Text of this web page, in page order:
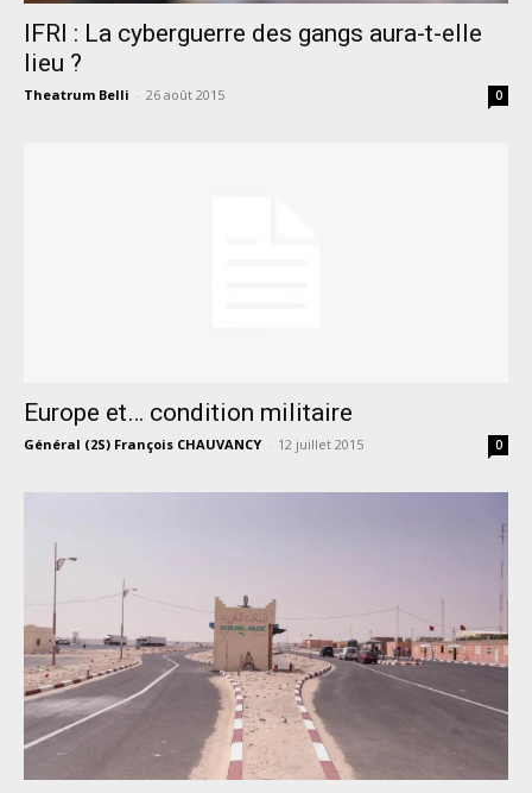
IFRI : La cyberguerre des gangs aura-t-elle
lieu ?
Theatrum Belli - 26 août 2015 0
Europe et… condition militaire
Général (2S) François CHAUVANCY - 12 juillet 2015 0